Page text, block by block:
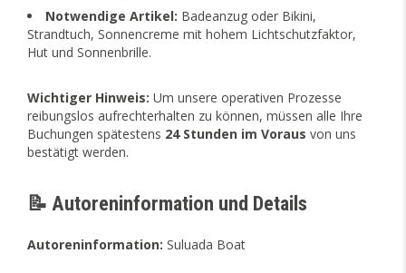
Notwendige Artikel: Badeanzug oder Bikini,
Strandtuch, Sonnencreme mit hohem Lichtschutzfaktor,
Hut und Sonnenbrille.
Wichtiger Hinweis: Um unsere operativen Prozesse
reibungslos aufrechterhalten zu können, müssen alle Ihre
Buchungen spätestens 24 Stunden im Voraus von uns
bestätigt werden.
📝 Autoreninformation und Details
Autoreninformation: Suluada Boat